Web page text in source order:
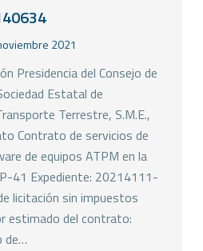
2021
Presidencia del Consejo de
Estatal de
Terrestre, S.M.E.,
Contrato de servicios de
de equipos ATPM en la
41 Expediente: 20214111-
licitación sin impuestos
estimado del contrato:
de…